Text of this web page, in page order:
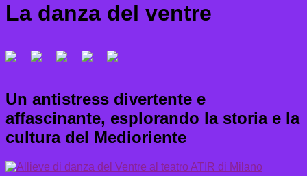
La danza del ventre
Un antistress divertente e
affascinante, esplorando la storia e la
cultura del Medioriente